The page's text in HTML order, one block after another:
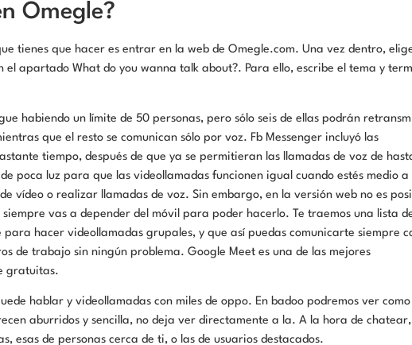
Omegle?
tienes que hacer es entrar en la web de Omegle.com. Una vez dentro,
el apartado What do you wanna talk about?. Para ello, escribe el tema y
habiendo un límite de 50 personas, pero sólo seis de ellas podrán
que el resto se comunican sólo por voz. Fb Messenger incluyó las
tiempo, después de que ya se permitieran las llamadas de voz de
poca luz para que las videollamadas funcionen igual cuando estés medio a
vídeo o realizar llamadas de voz. Sin embargo, en la versión web no es
vas a depender del móvil para poder hacerlo. Te traemos una lista
hacer videollamadas grupales, y que así puedas comunicarte siempre
de trabajo sin ningún problema. Google Meet es una de las mejores
gratuitas.
hablar y videollamadas con miles de oppo. En badoo podremos ver
aburridos y sencilla, no deja ver directamente a la. A la hora de
esas de personas cerca de ti, o las de usuarios destacados.